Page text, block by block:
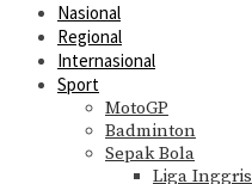
Nasional
Regional
Internasional
Sport
MotoGP
Badminton
Sepak Bola
Liga Inggris